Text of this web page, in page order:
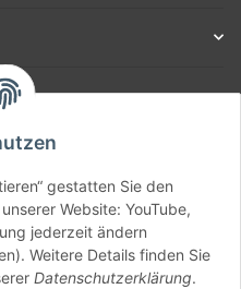
gestatten Sie den
Website: YouTube,
jederzeit ändern
Weitere Details finden Sie
Datenschutzerklärung.
( B2B Shop )